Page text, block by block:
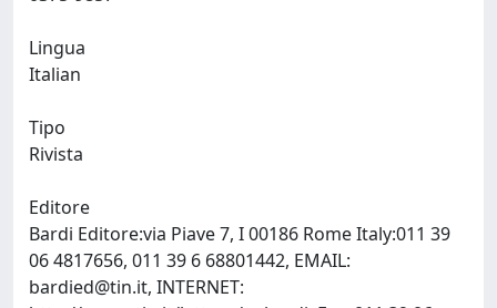
Lingua
Tipo
Rivista
Editore
Bardi Editore:via Piave 7, I 00186 Rome Italy:011 39
06 4817656, 011 39 6 68801442, EMAIL:
bardied@tin.it, INTERNET: